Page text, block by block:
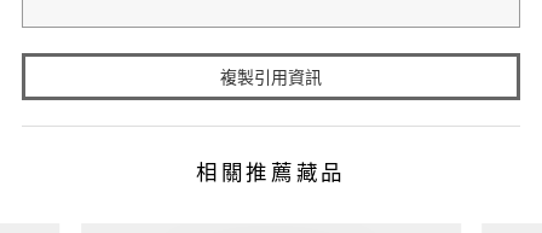
複製引用資訊
相關推薦藏品